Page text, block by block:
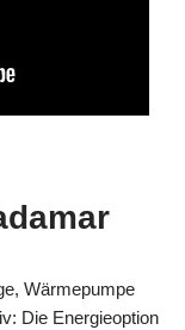
Wärmepumpe
Die Energieoption